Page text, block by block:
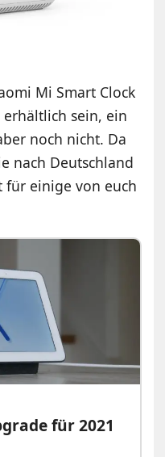
Mi Smart Clock
sein, ein
noch nicht. Da
nach Deutschland
für einige von euch
für 2021